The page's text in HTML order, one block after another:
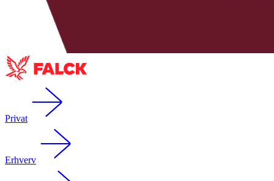
Privat
Erhverv